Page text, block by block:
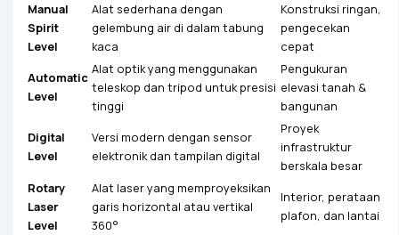
Manual
Spirit
Level
Alat sederhana dengan
gelembung air di dalam tabung
kaca
Konstruksi ringan,
pengecekan
cepat
Automatic
Level
Alat optik yang menggunakan
teleskop dan tripod untuk presisi
tinggi
Pengukuran
elevasi tanah &
bangunan
Digital
Level
Versi modern dengan sensor
elektronik dan tampilan digital
Proyek
infrastruktur
berskala besar
Rotary
Laser
Level
Alat laser yang memproyeksikan
garis horizontal atau vertikal
360°
Interior, perataan
plafon, dan lantai